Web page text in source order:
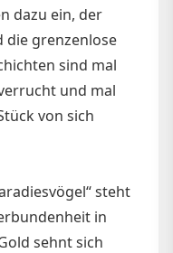
dazu ein, der
die grenzenlose
sind mal
und mal
von sich
steht
in
sehnt sich